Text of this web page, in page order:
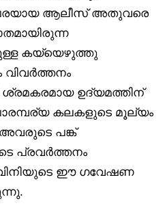
ആലീസ് അതുവരെ
കയ്യെഴുത്തു
ശ്രമകരമായ ഉദ്യമത്തിന്
കലകളുടെ മൂല്യം
അവരുടെ പങ്ക്
പ്രവർത്തനം
ഈ ഗവേഷണ